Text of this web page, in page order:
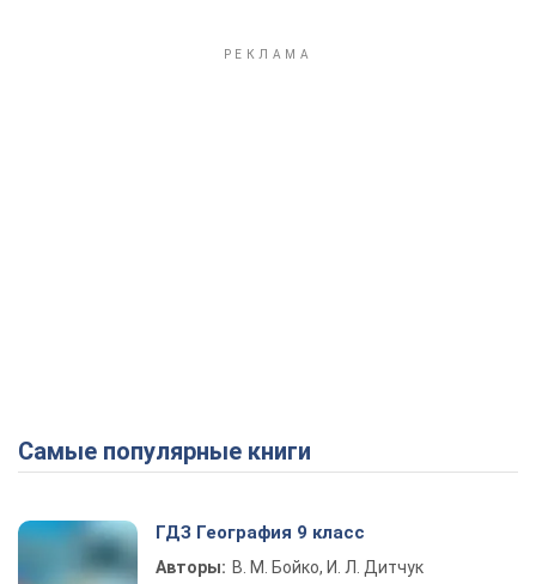
Самые популярные книги
ГДЗ География 9 класс
Авторы: В. М. Бойко, И. Л. Дитчук